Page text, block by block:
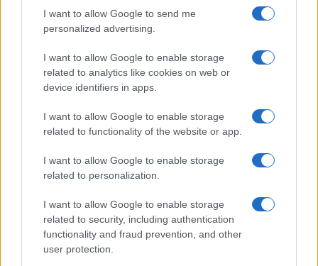
I want to allow Google to send me
personalized advertising.
I want to allow Google to enable storage
related to analytics like cookies on web or
device identifiers in apps.
I want to allow Google to enable storage
related to functionality of the website or app.
I want to allow Google to enable storage
related to personalization.
I want to allow Google to enable storage
related to security, including authentication
functionality and fraud prevention, and other
user protection.
Esplorare il Giardino delle Meraviglie: piante
straordinarie e lezioni di vita
Cristian Castiglioni · 6 Ago 2026